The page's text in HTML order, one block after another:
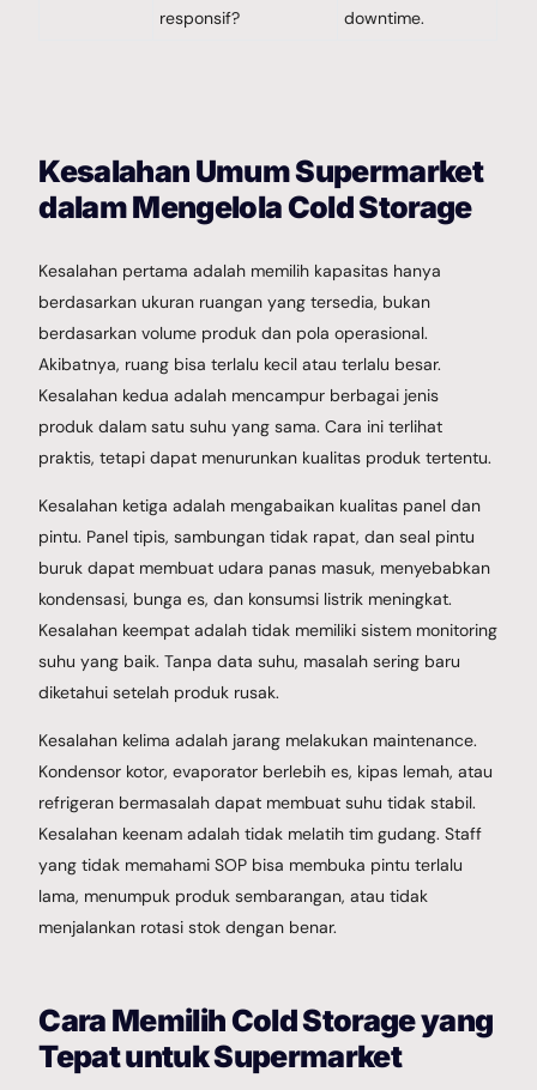
responsif?
downtime.
Kesalahan Umum Supermarket
dalam Mengelola Cold Storage
Kesalahan pertama adalah memilih kapasitas hanya
berdasarkan ukuran ruangan yang tersedia, bukan
berdasarkan volume produk dan pola operasional.
Akibatnya, ruang bisa terlalu kecil atau terlalu besar.
Kesalahan kedua adalah mencampur berbagai jenis
produk dalam satu suhu yang sama. Cara ini terlihat
praktis, tetapi dapat menurunkan kualitas produk tertentu.
Kesalahan ketiga adalah mengabaikan kualitas panel dan
pintu. Panel tipis, sambungan tidak rapat, dan seal pintu
buruk dapat membuat udara panas masuk, menyebabkan
kondensasi, bunga es, dan konsumsi listrik meningkat.
Kesalahan keempat adalah tidak memiliki sistem monitoring
suhu yang baik. Tanpa data suhu, masalah sering baru
diketahui setelah produk rusak.
Kesalahan kelima adalah jarang melakukan maintenance.
Kondensor kotor, evaporator berlebih es, kipas lemah, atau
refrigeran bermasalah dapat membuat suhu tidak stabil.
Kesalahan keenam adalah tidak melatih tim gudang. Staff
yang tidak memahami SOP bisa membuka pintu terlalu
lama, menumpuk produk sembarangan, atau tidak
menjalankan rotasi stok dengan benar.
Cara Memilih Cold Storage yang
Tepat untuk Supermarket